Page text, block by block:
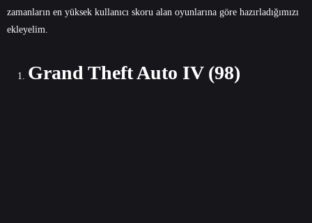
zamanların en yüksek kullanıcı skoru alan oyunlarına göre hazırladığımızı
ekleyelim.
Grand Theft Auto IV (98)